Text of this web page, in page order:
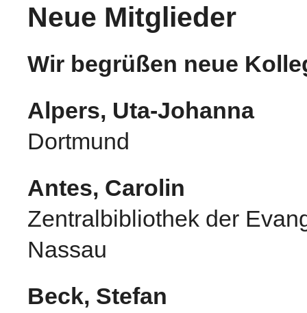
Neue Mitglieder
Wir begrüßen neue
Alpers, Uta-Johanna
Dortmund
Antes, Carolin
Zentralbibliothek der
Nassau
Beck, Stefan